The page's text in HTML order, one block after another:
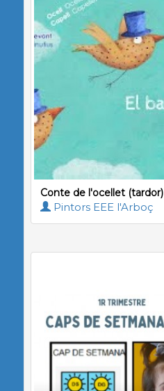
Conte de l'ocellet (tardor)
Pintors EEE l'Arboç